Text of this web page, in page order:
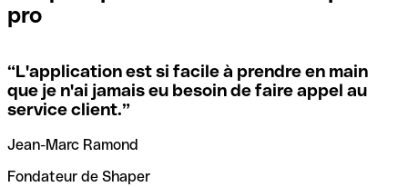
locales.
Si vous n'êtes pas sûr du code SWIFT que vous devriez
utiliser, nous avons développé un outil de recherche de
codes SWIFT par nom de banque.
vérification/recherche de codes SWIFT. Ainsi, vous pouvez
trouver et vérifier vos codes SWIFT avant de réaliser vos
transferts d’argent.
pro
“L'application est si facile à prendre en main
que je n'ai jamais eu besoin de faire appel au
service client.”
Jean-Marc Ramond
Fondateur de Shaper